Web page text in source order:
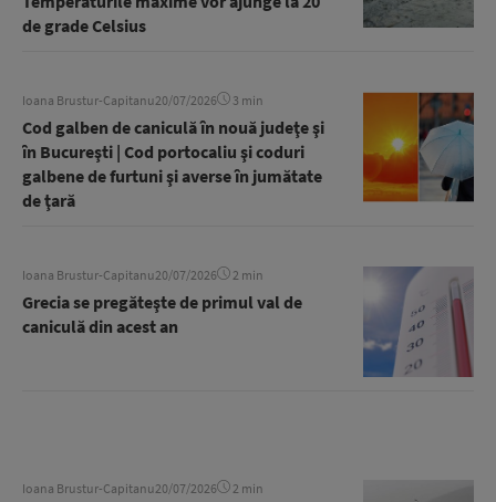
de grade Celsius
Ioana Brustur-Capitanu20/07/2026 3 min
Cod galben de caniculă în nouă judeţe şi
în Bucureşti | Cod portocaliu şi coduri
galbene de furtuni şi averse în jumătate
de ţară
Ioana Brustur-Capitanu20/07/2026 2 min
Grecia se pregăteşte de primul val de
caniculă din acest an
Ioana Brustur-Capitanu20/07/2026 2 min